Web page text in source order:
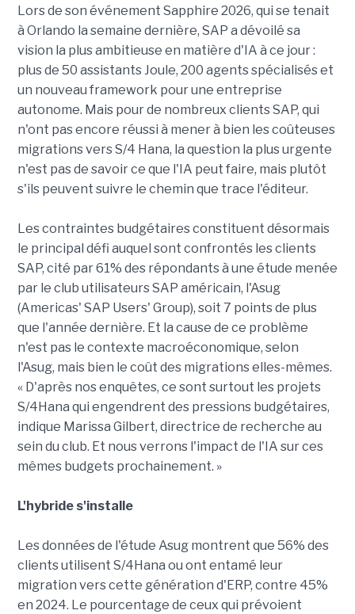
Lors de son événement Sapphire 2026, qui se tenait
à Orlando la semaine dernière, SAP a dévoilé sa
vision la plus ambitieuse en matière d'IA à ce jour :
plus de 50 assistants Joule, 200 agents spécialisés et
un nouveau framework pour une entreprise
autonome. Mais pour de nombreux clients SAP, qui
n'ont pas encore réussi à mener à bien les coûteuses
migrations vers S/4 Hana, la question la plus urgente
n'est pas de savoir ce que l'IA peut faire, mais plutôt
s'ils peuvent suivre le chemin que trace l'éditeur.
Les contraintes budgétaires constituent désormais
le principal défi auquel sont confrontés les clients
SAP, cité par 61% des répondants à une étude menée
par le club utilisateurs SAP américain, l'Asug
(Americas' SAP Users' Group), soit 7 points de plus
que l'année dernière. Et la cause de ce problème
n'est pas le contexte macroéconomique, selon
l'Asug, mais bien le coût des migrations elles-mêmes.
« D'après nos enquêtes, ce sont surtout les projets
S/4Hana qui engendrent des pressions budgétaires,
indique Marissa Gilbert, directrice de recherche au
sein du club. Et nous verrons l'impact de l'IA sur ces
mêmes budgets prochainement. »
L'hybride s'installe
Les données de l'étude Asug montrent que 56% des
clients utilisent S/4Hana ou ont entamé leur
migration vers cette génération d'ERP, contre 45%
en 2024. Le pourcentage de ceux qui prévoient